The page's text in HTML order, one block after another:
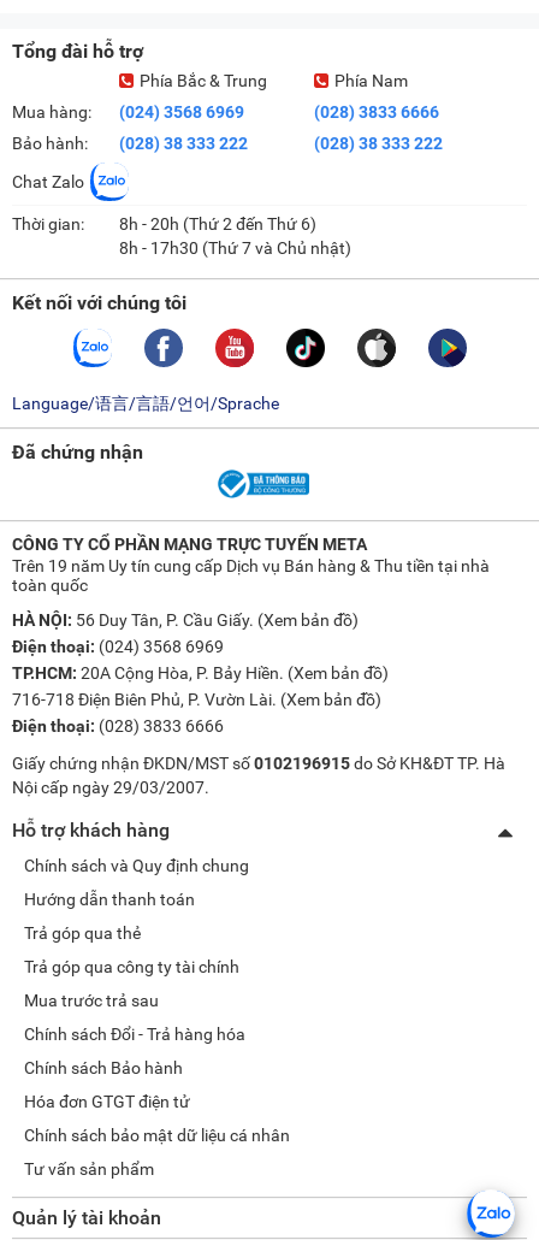
Tổng đài hỗ trợ
Mua hàng:
Bảo hành:
Phía Bắc & Trung
(024) 3568 6969
(028) 38 333 222
Phía Nam
(028) 3833 6666
(028) 38 333 222
Chat Zalo
Thời gian:
8h - 20h (Thứ 2 đến Thứ 6)
8h - 17h30 (Thứ 7 và Chủ nhật)
Kết nối với chúng tôi
Language/语言/言語/언어/Sprache
Đã chứng nhận
CÔNG TY CỔ PHẦN MẠNG TRỰC TUYẾN META
Trên 19 năm Uy tín cung cấp Dịch vụ Bán hàng & Thu tiền tại nhà
toàn quốc
HÀ NỘI: 56 Duy Tân, P. Cầu Giấy. (Xem bản đồ)
Điện thoại: (024) 3568 6969
TP.HCM: 20A Cộng Hòa, P. Bảy Hiền. (Xem bản đồ)
716-718 Điện Biên Phủ, P. Vườn Lài. (Xem bản đồ)
Điện thoại: (028) 3833 6666
Giấy chứng nhận ĐKDN/MST số0102196915do Sở KH&ĐT TP. Hà
Nội cấp ngày 29/03/2007.
Hỗ trợ khách hàng
Chính sách và Quy định chung
Hướng dẫn thanh toán
Trả góp qua thẻ
Trả góp qua công ty tài chính
Mua trước trả sau
Chính sách Đổi - Trả hàng hóa
Chính sách Bảo hành
Hóa đơn GTGT điện tử
Chính sách bảo mật dữ liệu cá nhân
Tư vấn sản phẩm
Quản lý tài khoản